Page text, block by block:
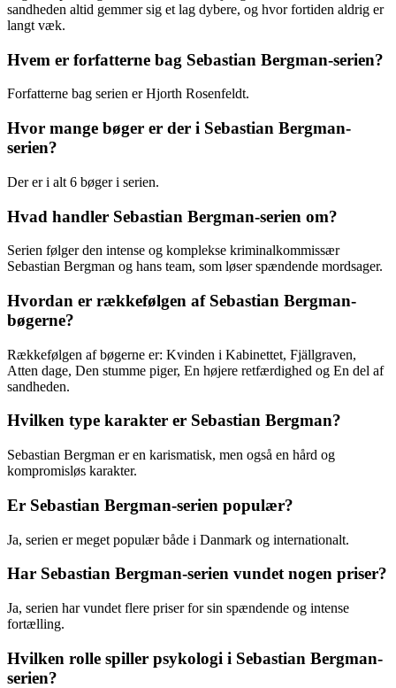
sandheden altid gemmer sig et lag dybere, og hvor fortiden aldrig er
langt væk.
Hvem er forfatterne bag Sebastian Bergman-serien?
Forfatterne bag serien er Hjorth Rosenfeldt.
Hvor mange bøger er der i Sebastian Bergman-
serien?
Der er i alt 6 bøger i serien.
Hvad handler Sebastian Bergman-serien om?
Serien følger den intense og komplekse kriminalkommissær
Sebastian Bergman og hans team, som løser spændende mordsager.
Hvordan er rækkefølgen af Sebastian Bergman-
bøgerne?
Rækkefølgen af bøgerne er: Kvinden i Kabinettet, Fjällgraven,
Atten dage, Den stumme piger, En højere retfærdighed og En del af
sandheden.
Hvilken type karakter er Sebastian Bergman?
Sebastian Bergman er en karismatisk, men også en hård og
kompromisløs karakter.
Er Sebastian Bergman-serien populær?
Ja, serien er meget populær både i Danmark og internationalt.
Har Sebastian Bergman-serien vundet nogen priser?
Ja, serien har vundet flere priser for sin spændende og intense
fortælling.
Hvilken rolle spiller psykologi i Sebastian Bergman-
serien?